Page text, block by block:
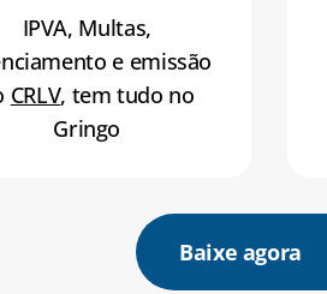
IPVA, Multas,
e emissão
CRLV, tem tudo no
Gringo
Baixe agora